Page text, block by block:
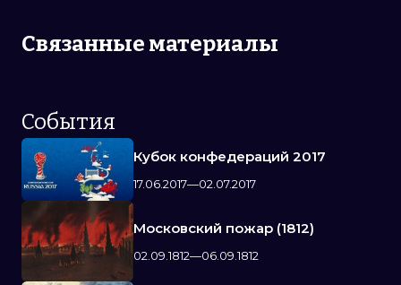
Связанные материалы
События
Кубок конфедераций 2017
17.06.2017—02.07.2017
Московский пожар (1812)
02.09.1812—06.09.1812